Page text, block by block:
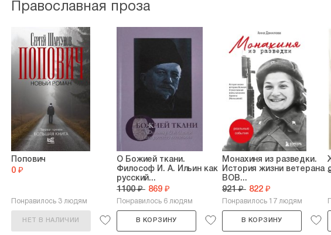
Православная проза
Попович
0 ₽
Понравилось 3 людям
НЕТ В НАЛИЧИИ
О Божией ткани.
Философ И. А. Ильин как
русский...
1100 ₽ 869 ₽
Понравилось 6 людям
В КОРЗИНУ
Монахиня из разведки.
История жизни ветерана
ВОВ...
921 ₽ 822 ₽
Понравилось 17 людям
В КОРЗИНУ